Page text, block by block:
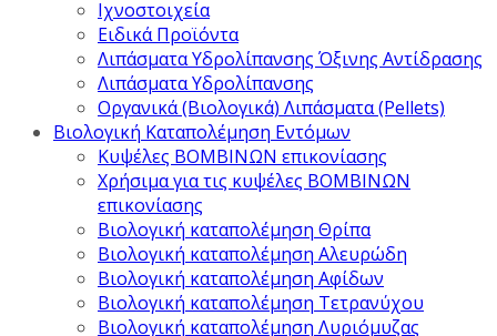
Ιχνοστοιχεία
Ειδικά Προϊόντα
Λιπάσματα Υδρολίπανσης Όξινης Αντίδρασης
Λιπάσματα Υδρολίπανσης
Οργανικά (Βιολογικά) Λιπάσματα (Pellets)
Βιολογική Καταπολέμηση Εντόμων
Κυψέλες ΒΟΜΒΙΝΩΝ επικονίασης
Χρήσιμα για τις κυψέλες ΒΟΜΒΙΝΩΝ
επικονίασης
Βιολογική καταπολέμηση Θρίπα
Βιολογική καταπολέμηση Αλευρώδη
Βιολογική καταπολέμηση Αφίδων
Βιολογική καταπολέμηση Τετρανύχου
Βιολογική καταπολέμηση Λυριόμυζας